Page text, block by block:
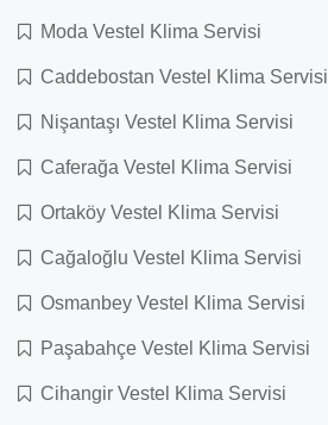
Moda Vestel Klima Servisi
Caddebostan Vestel Klima Servisi
Nişantaşı Vestel Klima Servisi
Caferağa Vestel Klima Servisi
Ortaköy Vestel Klima Servisi
Cağaloğlu Vestel Klima Servisi
Osmanbey Vestel Klima Servisi
Paşabahçe Vestel Klima Servisi
Cihangir Vestel Klima Servisi